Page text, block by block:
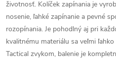
životnosť. Kolíček zapínania je
nosenie, ľahké zapínanie a pevné
rozopínania. Je pohodlný aj pri
kvalitnému materiálu sa veľmi
Tactical zvykom, balenie je